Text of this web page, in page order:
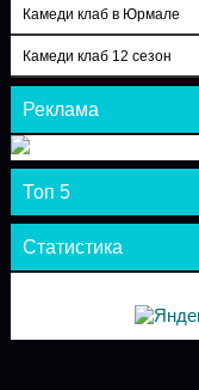
Камеди клаб в Юрмале
Камеди клаб 12 сезон
Реклама
Топ 5
Статистика